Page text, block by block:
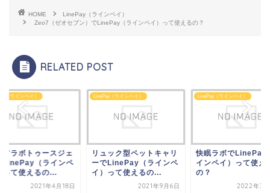
HOME
LinePay（ラインペイ）
Zeo7（ゼオセブン）でLinePay（ラインペイ）って使えるの？
RELATED POST
（ラインペイ）
アラボトゥースジェ
LinePay（ラインペ
って使えるの...
2021年4月18日
LinePay（ラインペイ）
リュック型ペットキャリ
ーでLinePay（ラインペ
イ）って使えるの...
2021年9月6日
LinePay（ラインペイ）
快眠ラボでLinePay
インペイ）って使え
の？
2022年3